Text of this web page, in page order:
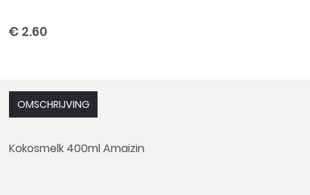
€ 2.60
OMSCHRIJVING
Kokosmelk 400ml Amaizin